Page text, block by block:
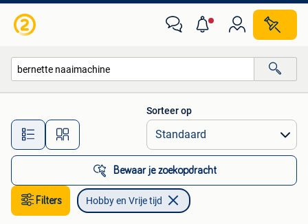
Alle afstanden…
Sorteer op
Bewaar je zoekopdracht
Filters Hobby en Vrije tijd